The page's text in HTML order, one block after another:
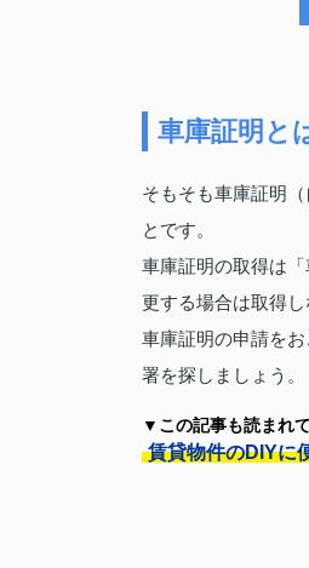
車庫証明と
そもそも車庫証明
とです。
車庫証明の取得は
更する場合は取得し
車庫証明の申請を
署を探しましょう。
▼この記事も読まれ
賃貸物件のDIYに